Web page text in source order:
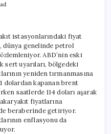
Sabit
Kalıyor
için
istasyonlarındaki fiyat
dünya genelinde petrol
ABD’nin eski
sert uyarıları, bölgedeki
yeniden tırmanmasına
dolardan kapanan brent
saatlerde 114 doları aşarak
fiyatlarına
beraberinde getiriyor.
enflasyonu da